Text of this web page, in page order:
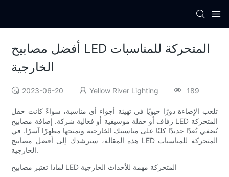
أفضل مصابيح LED المتحركة للمناسبات
الخارجية
2023-06-20 Yellow River Lighting 189
تلعب الإضاءة دورًا حيويًا في تهيئة أجواء أي مناسبة، سواءً كانت حفل
زفاف أو حفلة موسيقية أو فعالية شركة. إضافة مصابيح LED المتحركة
تُضفي بُعدًا جديدًا كليًا على مناسبتك الخارجية وتمنحها مظهرًا آسرًا. في
هذه المقالة، سنرشدك إلى أفضل مصابيح LED المتحركة للمناسبات
الخارجية.
لماذا تعتبر مصابيح LED المتحركة مهمة للأحداث الخارجية